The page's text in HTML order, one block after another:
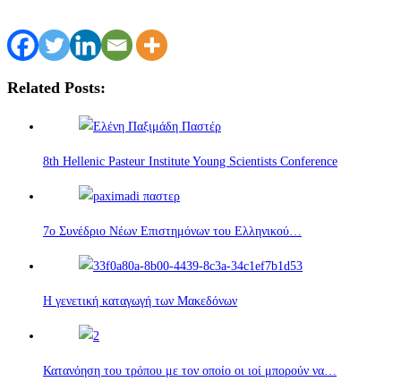
Related Posts:
8th Hellenic Pasteur Institute Young Scientists Conference
7ο Συνέδριο Νέων Επιστημόνων του Ελληνικού…
Η γενετική καταγωγή των Μακεδόνων
Κατανόηση του τρόπου με τον οποίο οι ιοί μπορούν να…